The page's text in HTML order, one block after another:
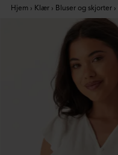
Hjem › Klær › Bluser og skjorter ›